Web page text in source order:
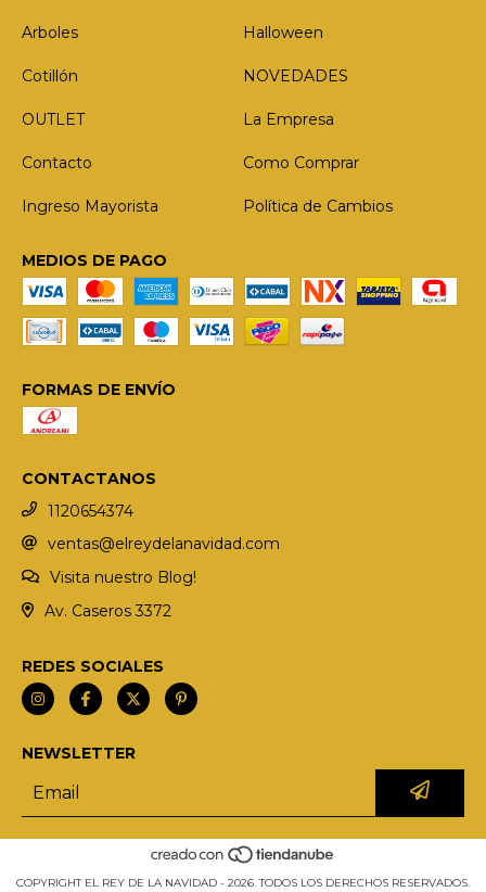
Arboles Halloween
Cotillón NOVEDADES
OUTLET La Empresa
Contacto Como Comprar
Ingreso Mayorista Política de Cambios
MEDIOS DE PAGO
FORMAS DE ENVÍO
CONTACTANOS
1120654374
ventas@elreydelanavidad.com
Visita nuestro Blog!
Av. Caseros 3372
REDES SOCIALES
NEWSLETTER
COPYRIGHT EL REY DE LA NAVIDAD - 2026. TODOS LOS DERECHOS RESERVADOS.